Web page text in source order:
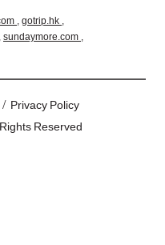
, gotrip.hk ,
sundaymore.com ,
/ Privacy Policy
Reserved